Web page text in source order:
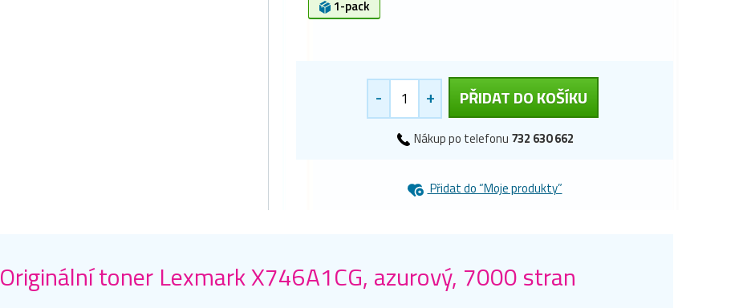
1-pack
- + PŘIDAT DO KOŠÍKU
Nákup po telefonu 732 630 662
Přidat do “Moje produkty”
Originální toner Lexmark X746A1CG, azurový, 7000 stran